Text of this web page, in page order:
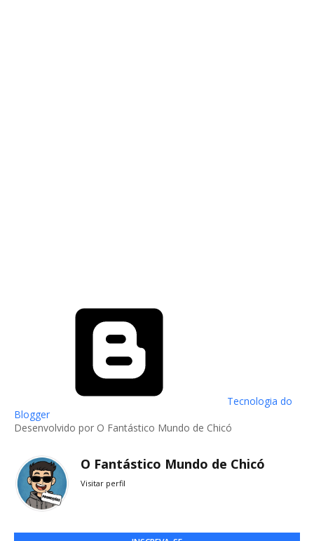
Tecnologia do
Blogger
Desenvolvido por O Fantástico Mundo de Chicó
O Fantástico Mundo de Chicó
Visitar perfil